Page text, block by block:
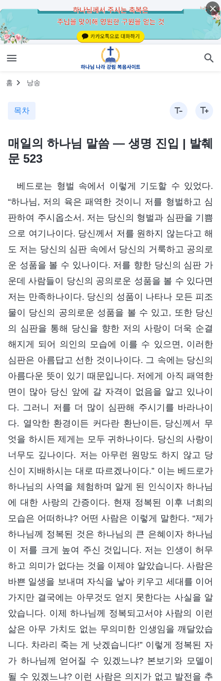
홈 낭송
목차
매일의 하나님 말씀 ― 생명 진입 | 발췌
문 523
베드로는 형벌 속에서 이렇게 기도할 수 있었다.
“하나님, 저의 육은 패역한 것이니 저를 형벌하고 심
판하여 주시옵소서. 저는 당신의 형벌과 심판을 기쁨
으로 여기나이다. 당신께서 저를 원하지 않는다고 해
도 저는 당신의 심판 속에서 당신의 거룩하고 공의로
운 성품을 볼 수 있나이다. 저를 향한 당신의 심판 가
운데 사람들이 당신의 공의로운 성품을 볼 수 있다면
저는 만족하나이다. 당신의 성품이 나타나 모든 피조
물이 당신의 공의로운 성품을 볼 수 있고, 또한 당신
의 심판을 통해 당신을 향한 저의 사랑이 더욱 순결
해지게 되어 의인의 모습에 이를 수 있으면, 이러한
심판은 아름답고 선한 것이나이다. 그 속에는 당신의
아름다운 뜻이 있기 때문입니다. 저에게 아직 패역한
면이 많아 당신 앞에 갈 자격이 없음을 알고 있나이
다. 그러니 저를 더 많이 심판해 주시기를 바라나이
다. 열악한 환경이든 커다란 환난이든, 당신께서 무
엇을 하시든 제게는 모두 귀하나이다. 당신의 사랑이
너무도 깊나이다. 저는 아무런 원망도 하지 않고 당
신이 지배하시는 대로 따르겠나이다.” 이는 베드로가
하나님의 사역을 체험하며 알게 된 인식이자 하나님
에 대한 사랑의 간증이다. 현재 정복된 이후 너희의
모습은 어떠하냐? 어떤 사람은 이렇게 말한다. “제가
하나님께 정복된 것은 하나님의 큰 은혜이자 하나님
이 저를 크게 높여 주신 것입니다. 저는 인생이 허무
하고 의미가 없다는 것을 이제야 알았습니다. 사람은
바쁜 일생을 보내며 자식을 낳아 키우고 세대를 이어
가지만 결국에는 아무것도 얻지 못한다는 사실을 알
았습니다. 이제 하나님께 정복되고서야 사람의 이런
삶은 아무 가치도 없는 무의미한 인생임을 깨달았습
니다. 차라리 죽는 게 낫겠습니다!” 이렇게 정복된 자
가 하나님께 얻어질 수 있겠느냐? 본보기와 모델이
될 수 있겠느냐? 이런 사람은 의지가 없고 발전을 추